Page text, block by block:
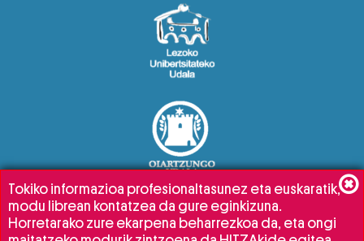
Tokiko informazioa profesionaltasunez eta euskaratik,
modu librean kontatzea da gure eginkizuna.
Horretarako zure ekarpena beharrezkoa da, eta ongi